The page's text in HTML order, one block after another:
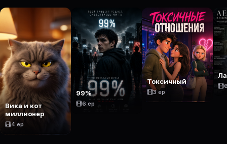
Вика и кот
миллионер
4 ep
99%
6 ep
Токсичный
3 ep